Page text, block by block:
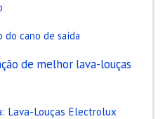
do cano de saída
de melhor lava-louças
Lava-Louças Electrolux